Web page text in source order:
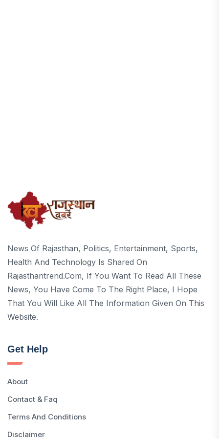
News Of Rajasthan, Politics, Entertainment, Sports,
Health And Technology Is Shared On
Rajasthantrend.com, If You Want To Read All These
News, You Have Come To The Right Place, I Hope
That You Will Like All The Information Given On This
Website.
Get Help
About
Contact & Faq
Terms And Conditions
Disclaimer